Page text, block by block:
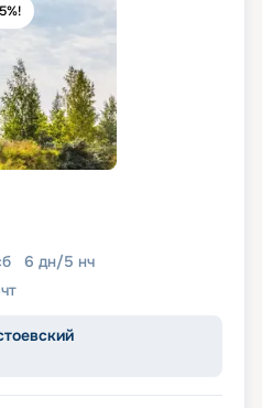
6 дн/5 нч
чт